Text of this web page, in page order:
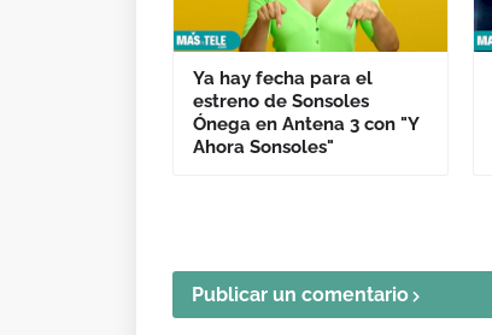
Ya hay fecha para el
estreno de Sonsoles
Ónega en Antena 3 con "Y
Ahora Sonsoles"
Publicar un comentario